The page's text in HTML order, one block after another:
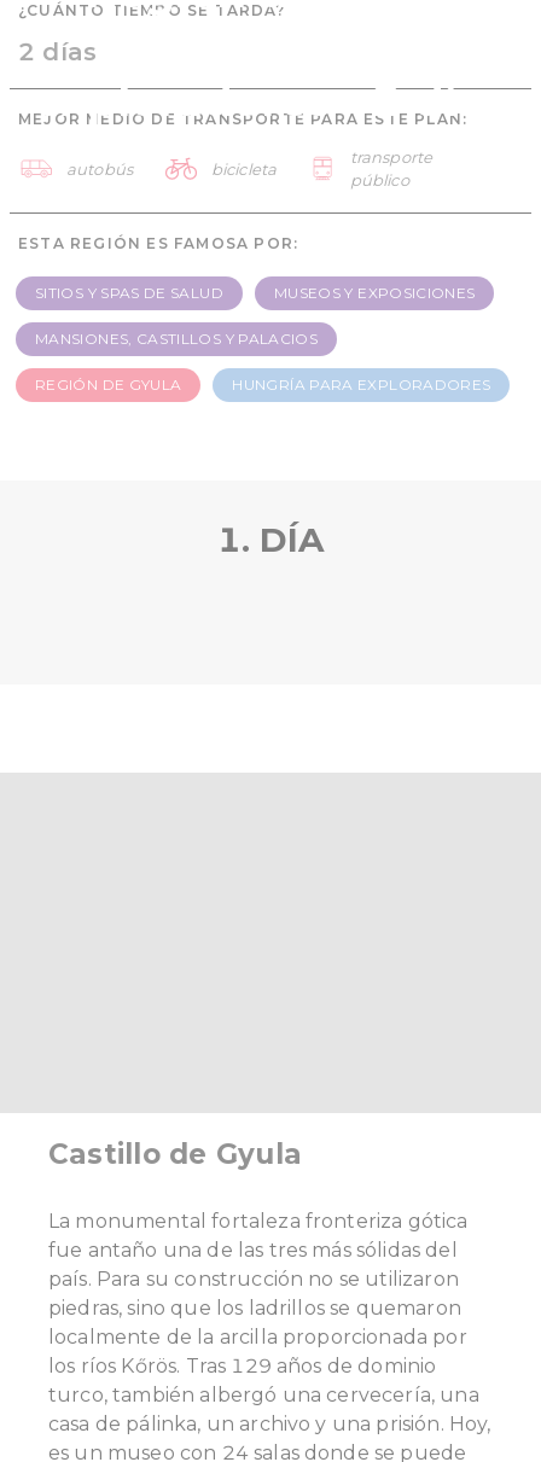
exploradores - 2 días
¿CUÁNTO TIEMPO SE TARDA?
2 días
MEJOR MEDIO DE TRANSPORTE PARA ESTE PLAN:
autobús bicicleta
transporte
público
ESTA REGIÓN ES FAMOSA POR:
SITIOS Y SPAS DE SALUD MUSEOS Y EXPOSICIONES
MANSIONES, CASTILLOS Y PALACIOS
REGIÓN DE GYULA HUNGRÍA PARA EXPLORADORES
1. DÍA
Castillo de Gyula
La monumental fortaleza fronteriza gótica
fue antaño una de las tres más sólidas del
país. Para su construcción no se utilizaron
piedras, sino que los ladrillos se quemaron
localmente de la arcilla proporcionada por
los ríos Kőrös. Tras 129 años de dominio
turco, también albergó una cervecería, una
casa de pálinka, un archivo y una prisión. Hoy,
es un museo con 24 salas donde se puede